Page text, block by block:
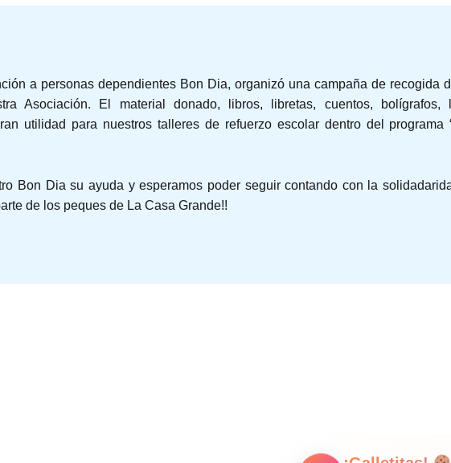
a personas dependientes Bon Dia, organizó una campaña de recogida
Asociación. El material donado, libros, libretas, cuentos, bolígrafos,
utilidad para nuestros talleres de refuerzo escolar dentro del programa
Bon Dia su ayuda y esperamos poder seguir contando con la
de los peques de La Casa Grande!!